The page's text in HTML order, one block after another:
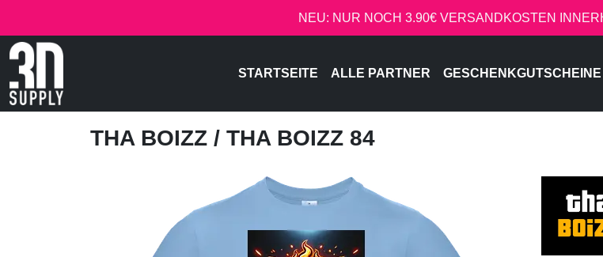
NEU: NUR NOCH 3.90€ VERSANDKOSTEN
STARTSEITE ALLE PARTNER GESCHENKGUTSCHEINE
THA BOIZZ / THA BOIZZ 84